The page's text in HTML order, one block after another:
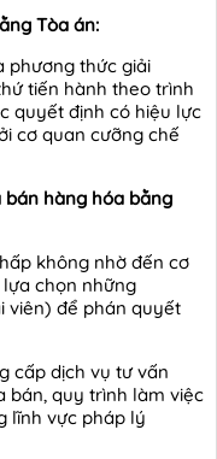
Tòa án:
phương thức giải
tiến hành theo trình
quyết định có hiệu lực
cơ quan cưỡng chế
hàng hóa bằng
không nhờ đến cơ
chọn những
viên) để phán quyết
cấp dịch vụ tư vấn
bán, quy trình làm việc
lĩnh vực pháp lý